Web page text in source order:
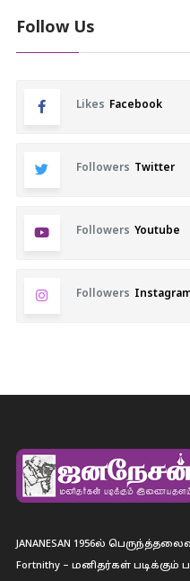
Follow Us
Likes Facebook
Followers Twitter
Followers Youtube
Followers
JANANESAN 1956ல்
Fortnithy – மனிதர்கள்